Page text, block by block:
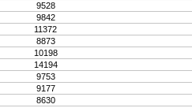
9528
9842
11372
8873
10198
14194
9753
9177
8630